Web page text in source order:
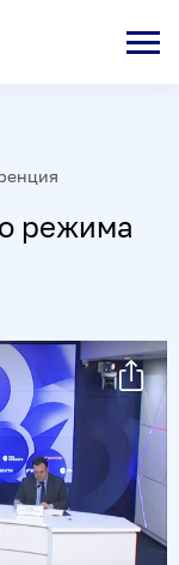
режима